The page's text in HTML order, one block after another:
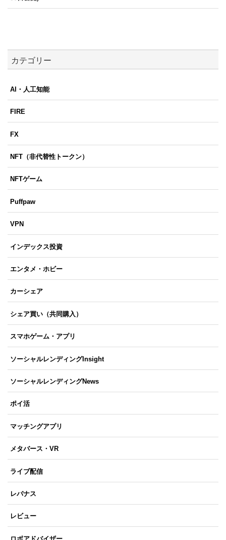
カテゴリー
AI・人工知能
FIRE
FX
NFT（非代替性トークン）
NFTゲーム
Puffpaw
VPN
インデックス投資
エンタメ・ホビー
カーシェア
シェア買い（共同購入）
スマホゲーム・アプリ
ソーシャルレンディングInsight
ソーシャルレンディングNews
ポイ活
マッチングアプリ
メタバース・VR
ライブ配信
レバナス
レビュー